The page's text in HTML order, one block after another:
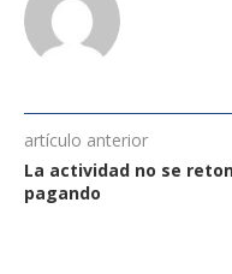
artículo anterior
La actividad no se
pagando